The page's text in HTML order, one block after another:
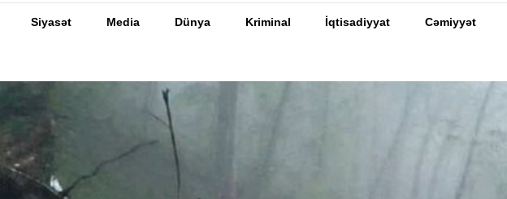
Siyasət Media Dünya Kriminal İqtisadiyyat Cəmiyyət